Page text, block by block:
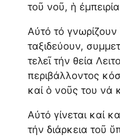
τοῦ νοῦ, ἡ
Αὐτό τό γνωρίζουν
ταξιδεύουν,
τελεῖ τήν θεία
περιβάλλοντος
καί ὁ νοῦς του νά
Αὐτό γίνεται καί
τήν διάρκεια τοῦ